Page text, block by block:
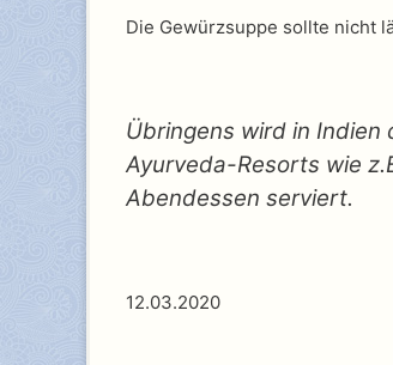
Die Gewürzsuppe sollte nicht
Übringens wird in Indien
Ayurveda-Resorts wie
Abendessen serviert.
12.03.2020